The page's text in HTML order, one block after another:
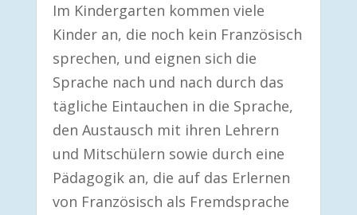
Im Kindergarten kommen viele
Kinder an, die noch kein Französisch
sprechen, und eignen sich die
Sprache nach und nach durch das
tägliche Eintauchen in die Sprache,
den Austausch mit ihren Lehrern
und Mitschülern sowie durch eine
Pädagogik an, die auf das Erlernen
von Französisch als Fremdsprache